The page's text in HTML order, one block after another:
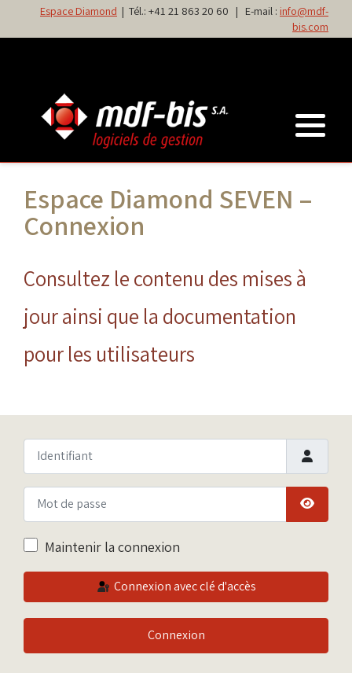
Espace Diamond | Tél.: +41 21 863 20 60 | E-mail : info@mdf-
bis.com
Espace Diamond SEVEN –
Connexion
Consultez le contenu des mises à
jour ainsi que la documentation
pour les utilisateurs
Identifiant
Mot de passe
Afficher
Maintenir la connexion
Connexion avec clé d'accès
Connexion